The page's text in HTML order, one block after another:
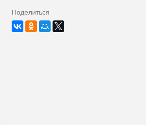
Поделиться